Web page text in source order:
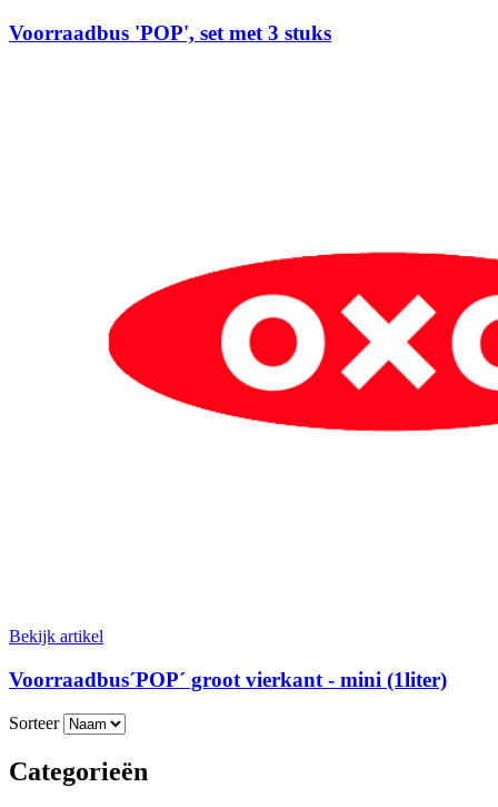
Voorraadbus 'POP', set met 3 stuks
Bekijk artikel
Voorraadbus´POP´ groot vierkant - mini (1liter)
Sorteer
Categorieën